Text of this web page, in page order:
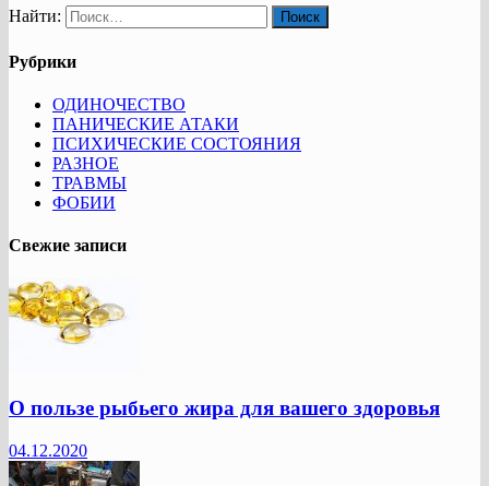
Найти:
Рубрики
ОДИНОЧЕСТВО
ПАНИЧЕСКИЕ АТАКИ
ПСИХИЧЕСКИЕ СОСТОЯНИЯ
РАЗНОЕ
ТРАВМЫ
ФОБИИ
Свежие записи
О пользе рыбьего жира для вашего здоровья
04.12.2020